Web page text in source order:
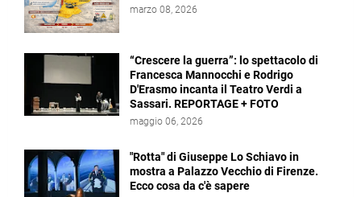
marzo 08, 2026
“Crescere la guerra”: lo spettacolo di
Francesca Mannocchi e Rodrigo
D'Erasmo incanta il Teatro Verdi a
Sassari. REPORTAGE + FOTO
maggio 06, 2026
"Rotta" di Giuseppe Lo Schiavo in
mostra a Palazzo Vecchio di Firenze.
Ecco cosa da c'è sapere